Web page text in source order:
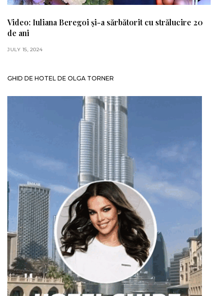
Video: Iuliana Beregoi și-a sărbătorit cu strălucire 20
de ani
JULY 15, 2024
GHID DE HOTEL DE OLGA TORNER